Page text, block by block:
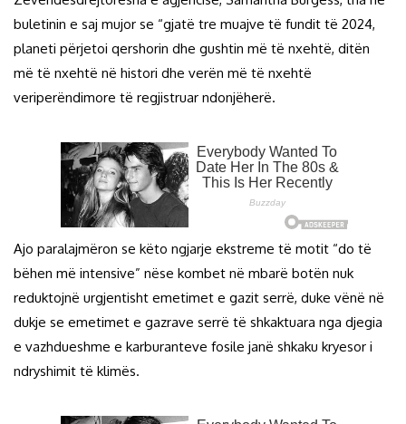
buletinin e saj mujor se “gjatë tre muajve të fundit të 2024,
planeti përjetoi qershorin dhe gushtin më të nxehtë, ditën
më të nxehtë në histori dhe verën më të nxehtë
veriperëndimore të regjistruar ndonjëherë.
Ajo paralajmëron se këto ngjarje ekstreme të motit “do të
bëhen më intensive” nëse kombet në mbarë botën nuk
reduktojnë urgjentisht emetimet e gazit serrë, duke vënë në
dukje se emetimet e gazrave serrë të shkaktuara nga djegia
e vazhdueshme e karburanteve fosile janë shkaku kryesor i
ndryshimit të klimës.